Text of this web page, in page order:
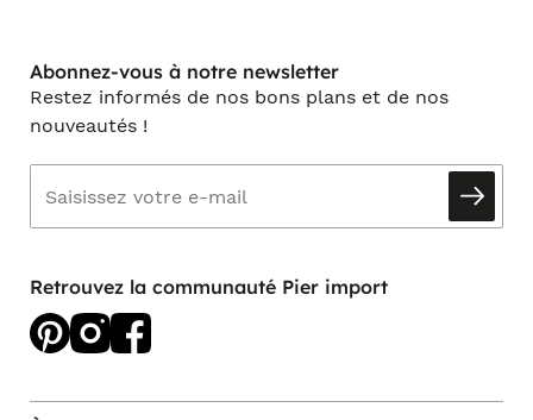
Abonnez-vous à notre newsletter
Restez informés de nos bons plans et de nos
nouveautés !
Retrouvez la communauté Pier import